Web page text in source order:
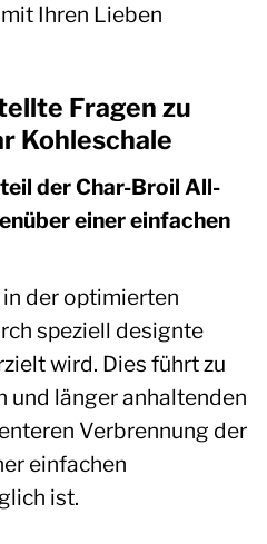
Ihren Lieben
Fragen zu
Kohleschale
der Char-Broil All-
einer einfachen
der optimierten
speziell designte
wird. Dies führt zu
und länger anhaltenden
Verbrennung der
einfachen
ist.